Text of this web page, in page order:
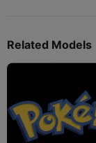
Related Models